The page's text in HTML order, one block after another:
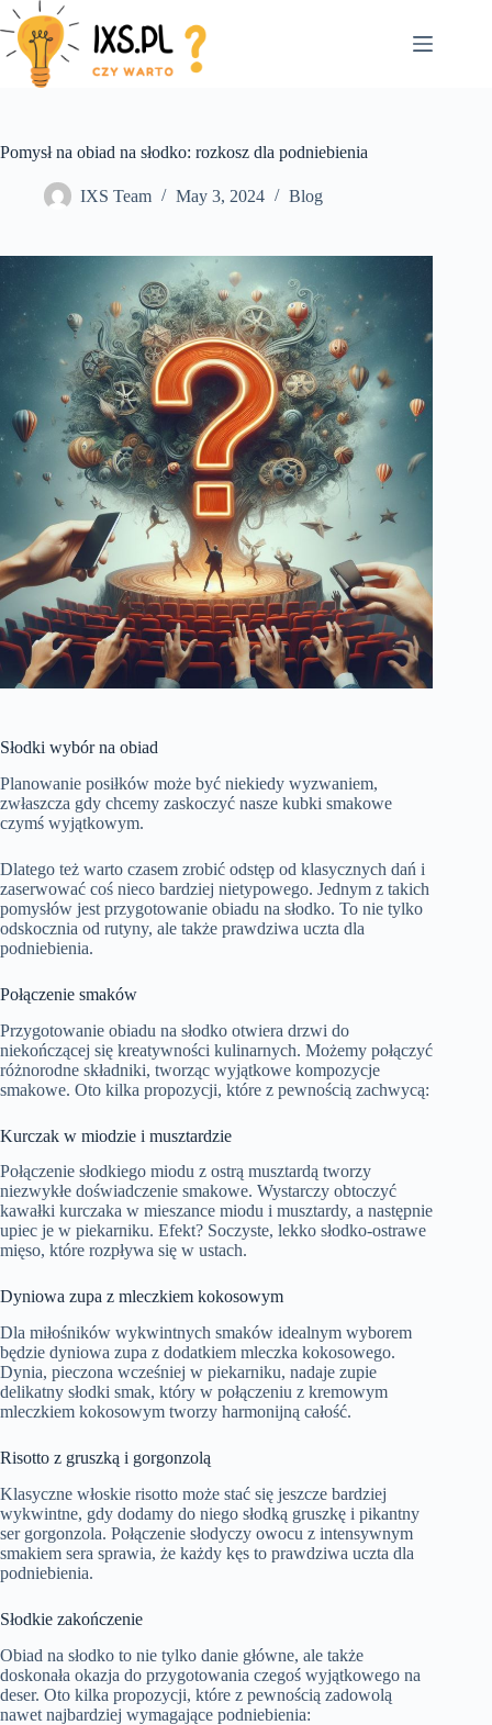
Skip
to
content
Pomysł na obiad na słodko: rozkosz dla podniebienia
IXS Team May 3, 2024 Blog
Słodki wybór na obiad
Planowanie posiłków może być niekiedy wyzwaniem,
zwłaszcza gdy chcemy zaskoczyć nasze kubki smakowe
czymś wyjątkowym.
Dlatego też warto czasem zrobić odstęp od klasycznych dań i
zaserwować coś nieco bardziej nietypowego. Jednym z takich
pomysłów jest przygotowanie obiadu na słodko. To nie tylko
odskocznia od rutyny, ale także prawdziwa uczta dla
podniebienia.
Połączenie smaków
Przygotowanie obiadu na słodko otwiera drzwi do
niekończącej się kreatywności kulinarnych. Możemy połączyć
różnorodne składniki, tworząc wyjątkowe kompozycje
smakowe. Oto kilka propozycji, które z pewnością zachwycą:
Kurczak w miodzie i musztardzie
Połączenie słodkiego miodu z ostrą musztardą tworzy
niezwykłe doświadczenie smakowe. Wystarczy obtoczyć
kawałki kurczaka w mieszance miodu i musztardy, a następnie
upiec je w piekarniku. Efekt? Soczyste, lekko słodko-ostrawe
mięso, które rozpływa się w ustach.
Dyniowa zupa z mleczkiem kokosowym
Dla miłośników wykwintnych smaków idealnym wyborem
będzie dyniowa zupa z dodatkiem mleczka kokosowego.
Dynia, pieczona wcześniej w piekarniku, nadaje zupie
delikatny słodki smak, który w połączeniu z kremowym
mleczkiem kokosowym tworzy harmonijną całość.
Risotto z gruszką i gorgonzolą
Klasyczne włoskie risotto może stać się jeszcze bardziej
wykwintne, gdy dodamy do niego słodką gruszkę i pikantny
ser gorgonzola. Połączenie słodyczy owocu z intensywnym
smakiem sera sprawia, że każdy kęs to prawdziwa uczta dla
podniebienia.
Słodkie zakończenie
Obiad na słodko to nie tylko danie główne, ale także
doskonała okazja do przygotowania czegoś wyjątkowego na
deser. Oto kilka propozycji, które z pewnością zadowolą
nawet najbardziej wymagające podniebienia: